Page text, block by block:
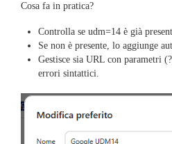
Cosa fa in pratica?
Controlla se udm=14 è già
Se non è presente, lo aggiunge
Gestisce sia URL con parametri
errori sintattici.